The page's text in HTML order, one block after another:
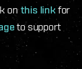
onthis linkfor
to support